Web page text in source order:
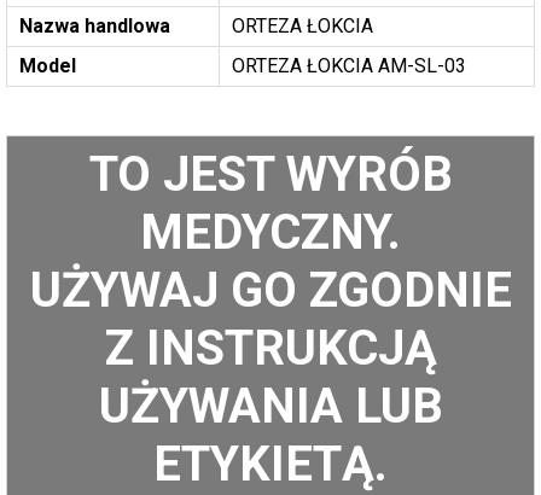
Nazwa handlowa
ORTEZA ŁOKCIA
Model
ORTEZA ŁOKCIA AM-SL-03
TO JEST WYRÓB
MEDYCZNY.
UŻYWAJ GO ZGODNIE
Z INSTRUKCJĄ
UŻYWANIA LUB
ETYKIETĄ.